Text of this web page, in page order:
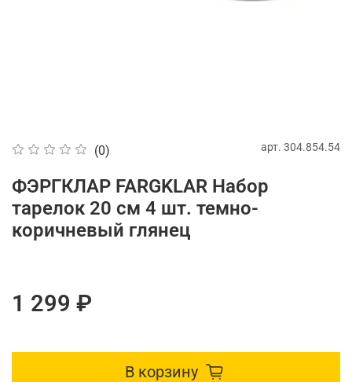
(0) арт. 304.854.54
ФЭРГКЛАР FARGKLAR Набор
тарелок 20 см 4 шт. темно-
коричневый глянец
1 299 ₽
В корзину